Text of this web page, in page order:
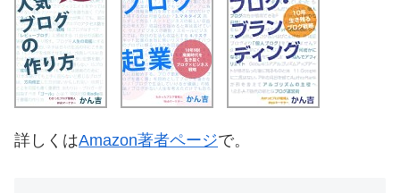
詳しくはAmazon著者ページで。